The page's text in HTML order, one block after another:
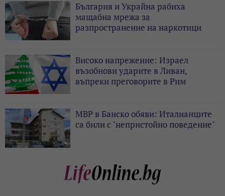
България и Украйна рабиха
мащабна мрежа за
разпространение на наркотици
Високо напрежение: Израел
възобнови ударите в Ливан,
въпреки преговорите в Рим
МВР в Банско обяви: Италианците
са били с "непристойно поведение"